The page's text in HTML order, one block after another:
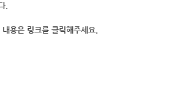
.
내용은 링크를 클릭해주세요.